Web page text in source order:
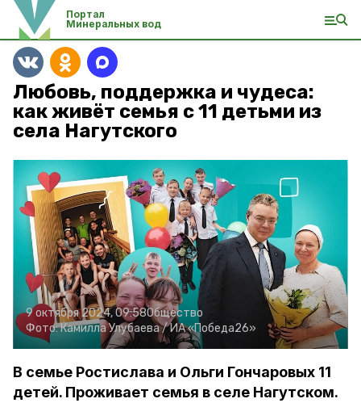
Портал
Минеральных вод
Любовь, поддержка и чудеса:
как живёт семья с 11 детьми из
села Нагутского
9 октября 2024, 09:58Общество
Фото:Камилла Улубаева /ИА «Победа26»
В семье Ростислава и Ольги Гончаровых 11
детей. Проживает семья в селе Нагутском.